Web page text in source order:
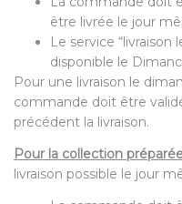
être livrée le jour
Le service “livraison
disponible le
Pour une livraison le
commande doit être
précédent la livraison.
Pour la collection
livraison possible le jour